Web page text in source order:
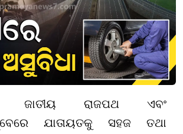
ଜାତୀୟ ରାଜପଥ ଏବଂ
ଯାତାୟତକୁ ସହଜ ତଥା